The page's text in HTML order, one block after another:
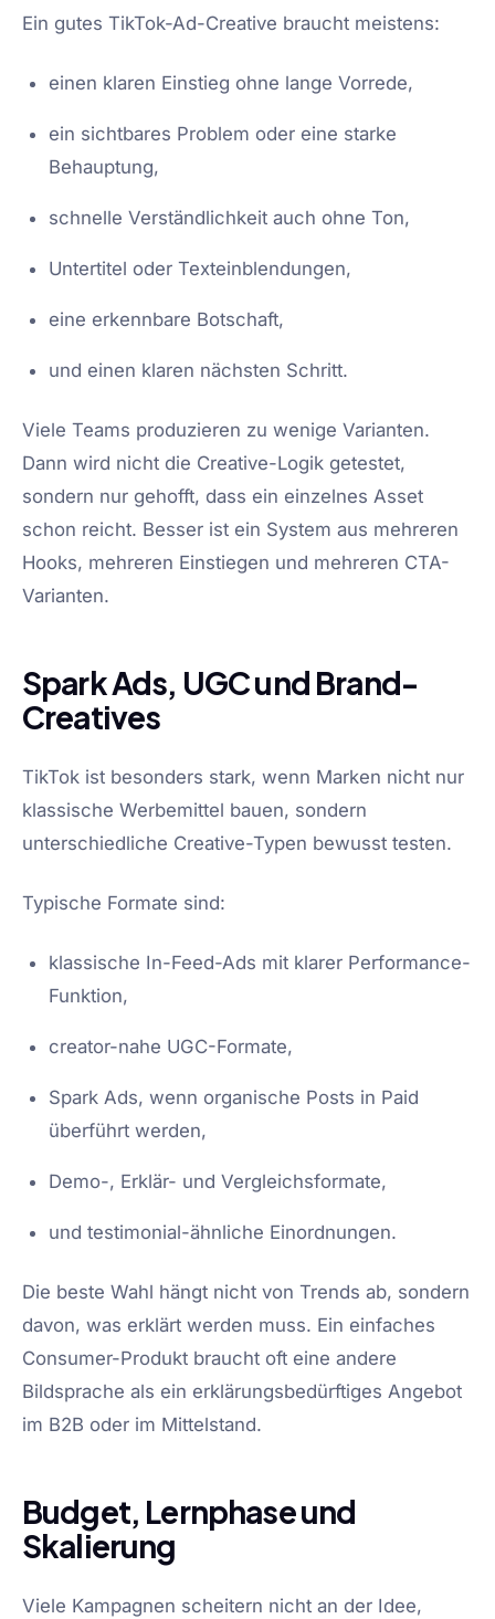
Ein gutes TikTok-Ad-Creative braucht meistens:
einen klaren Einstieg ohne lange Vorrede,
ein sichtbares Problem oder eine starke
Behauptung,
schnelle Verständlichkeit auch ohne Ton,
Untertitel oder Texteinblendungen,
eine erkennbare Botschaft,
und einen klaren nächsten Schritt.
Viele Teams produzieren zu wenige Varianten.
Dann wird nicht die Creative-Logik getestet,
sondern nur gehofft, dass ein einzelnes Asset
schon reicht. Besser ist ein System aus mehreren
Hooks, mehreren Einstiegen und mehreren CTA-
Varianten.
Spark Ads, UGC und Brand-
Creatives
TikTok ist besonders stark, wenn Marken nicht nur
klassische Werbemittel bauen, sondern
unterschiedliche Creative-Typen bewusst testen.
Typische Formate sind:
klassische In-Feed-Ads mit klarer Performance-
Funktion,
creator-nahe UGC-Formate,
Spark Ads, wenn organische Posts in Paid
überführt werden,
Demo-, Erklär- und Vergleichsformate,
und testimonial-ähnliche Einordnungen.
Die beste Wahl hängt nicht von Trends ab, sondern
davon, was erklärt werden muss. Ein einfaches
Consumer-Produkt braucht oft eine andere
Bildsprache als ein erklärungsbedürftiges Angebot
im B2B oder im Mittelstand.
Budget, Lernphase und
Skalierung
Viele Kampagnen scheitern nicht an der Idee,